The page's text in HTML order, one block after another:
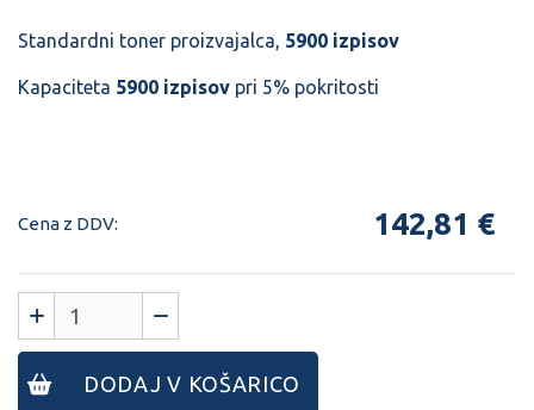
Standardni toner proizvajalca, 5900 izpisov
Kapaciteta 5900 izpisov pri 5% pokritosti
Cena z DDV: 142,81 €
DODAJ V KOŠARICO